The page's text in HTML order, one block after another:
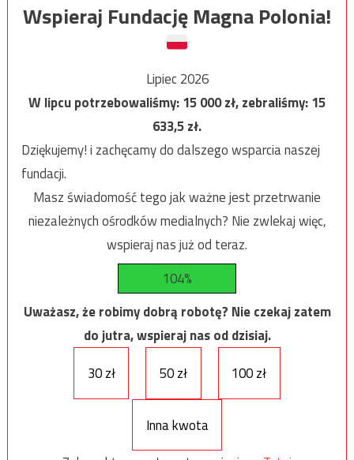
Wspieraj Fundację Magna Polonia!
Lipiec 2026
W lipcu potrzebowaliśmy:15 000zł, zebraliśmy:15
633,5zł.
Dziękujemy! i zachęcamy do dalszego wsparcia naszej
fundacji.
Masz świadomość tego jak ważne jest przetrwanie
niezależnych ośrodków medialnych? Nie zwlekaj więc,
wspieraj nas już od teraz.
104%
Uważasz, że robimy dobrą robotę? Nie czekaj zatem
do jutra, wspieraj nas od dzisiaj.
30 zł
50 zł 100 zł
Inna kwota